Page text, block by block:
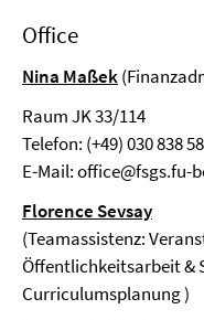
Office
Nina Maßek
Raum JK 33/114
Telefon: (+49) 030 838
E-Mail:office@fsgs.fu-
Florence Sevsay
(Teamassistenz:
Öffentlichkeitsarbeit &
Curriculumsplanung )